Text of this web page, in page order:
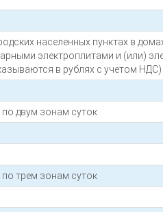
населенных пунктах в
электроплитами и (или)
в рублях с учетом НДС)
двум зонам суток
трем зонам суток